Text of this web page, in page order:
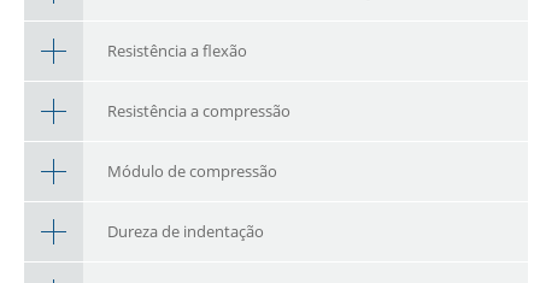
Resistência a flexão
Resistência a compressão
Módulo de compressão
Dureza de indentação